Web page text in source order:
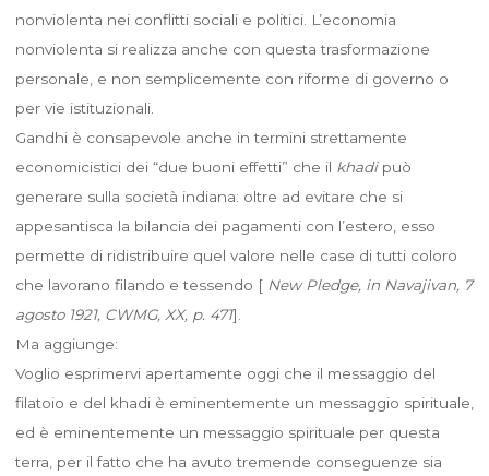
nonviolenta nei conflitti sociali e politici. L’economia
nonviolenta si realizza anche con questa trasformazione
personale, e non semplicemente con riforme di governo o
per vie istituzionali.
Gandhi è consapevole anche in termini strettamente
economicistici dei “due buoni effetti” che il khadipuò
generare sulla società indiana: oltre ad evitare che si
appesantisca la bilancia dei pagamenti con l’estero, esso
permette di ridistribuire quel valore nelle case di tutti coloro
che lavorano filando e tessendo [New Pledge, in Navajivan, 7
agosto 1921, CWMG, XX, p. 471].
Ma aggiunge:
Voglio esprimervi apertamente oggi che il messaggio del
filatoio e del khadi è eminentemente un messaggio spirituale,
ed è eminentemente un messaggio spirituale per questa
terra, per il fatto che ha avuto tremende conseguenze sia